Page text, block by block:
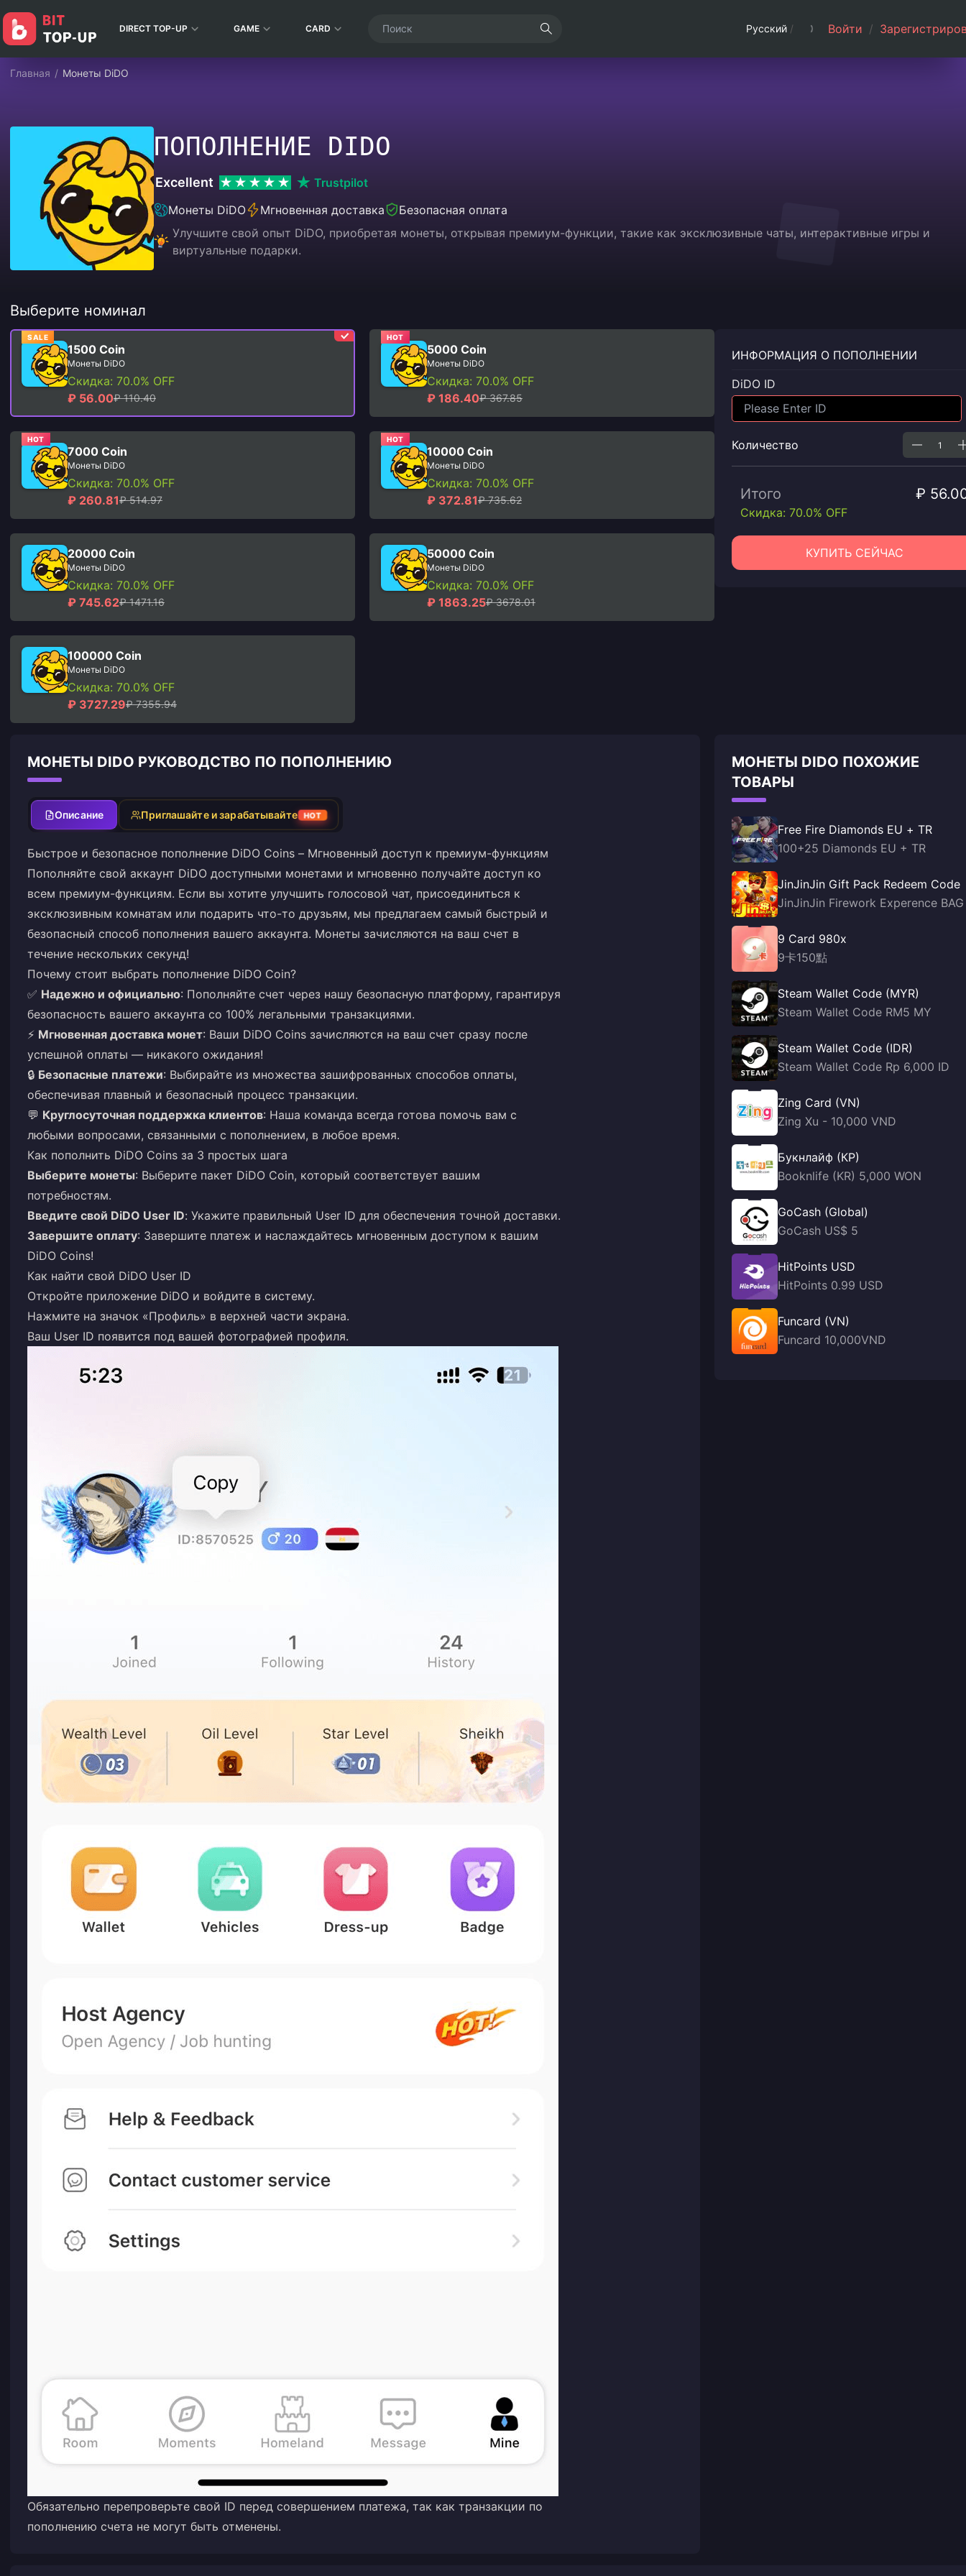
DIRECT TOP-UP GAME CARD Русский / Войти /
Главная / Монеты DiDO
ПОПОЛНЕНИЕ DIDO
Excellent
Trustpilot
Монеты DiDO
Мгновенная доставка
Безопасная оплата
Улучшите свой опыт DiDO, приобретая монеты, открывая премиум-функции, такие как эксклюзивные чаты, интерактивные игры и
виртуальные подарки.
Выберите номинал
SALE
1500 Coin
Монеты DiDO
Скидка: 70.0% OFF
₽ 56.00₽ 110.40
HOT
5000 Coin
Монеты DiDO
Скидка: 70.0% OFF
₽ 186.40₽ 367.85
HOT
7000 Coin
Монеты DiDO
Скидка: 70.0% OFF
₽ 260.81₽ 514.97
HOT
10000 Coin
Монеты DiDO
Скидка: 70.0% OFF
₽ 372.81₽ 735.62
20000 Coin
Монеты DiDO
Скидка: 70.0% OFF
₽ 745.62₽ 1471.16
50000 Coin
Монеты DiDO
Скидка: 70.0% OFF
₽ 1863.25₽ 3678.01
100000 Coin
Монеты DiDO
Скидка: 70.0% OFF
₽ 3727.29₽ 7355.94
ИНФОРМАЦИЯ О ПОПОЛНЕНИИ
DiDO ID
Количество
Итого ₽
Скидка: 70.0% OFF
КУПИТЬ СЕЙЧАС
МОНЕТЫ DIDO РУКОВОДСТВО ПО ПОПОЛНЕНИЮ
Описание Приглашайте и зарабатывайте HOT
Быстрое и безопасное пополнение DiDO Coins – Мгновенный доступ к премиум-функциям
Пополняйте свой аккаунт DiDO доступными монетами и мгновенно получайте доступ ко
всем премиум-функциям. Если вы хотите улучшить голосовой чат, присоединиться к
эксклюзивным комнатам или подарить что-то друзьям, мы предлагаем самый быстрый и
безопасный способ пополнения вашего аккаунта. Монеты зачисляются на ваш счет в
течение нескольких секунд!
Почему стоит выбрать пополнение DiDO Coin?
✅ Надежно и официально: Пополняйте счет через нашу безопасную платформу, гарантируя
безопасность вашего аккаунта со 100% легальными транзакциями.
⚡ Мгновенная доставка монет: Ваши DiDO Coins зачисляются на ваш счет сразу после
успешной оплаты — никакого ожидания!
🔒 Безопасные платежи: Выбирайте из множества зашифрованных способов оплаты,
обеспечивая плавный и безопасный процесс транзакции.
💬 Круглосуточная поддержка клиентов: Наша команда всегда готова помочь вам с
любыми вопросами, связанными с пополнением, в любое время.
Как пополнить DiDO Coins за 3 простых шага
Выберите монеты: Выберите пакет DiDO Coin, который соответствует вашим
потребностям.
Введите свой DiDO User ID: Укажите правильный User ID для обеспечения точной доставки.
Завершите оплату: Завершите платеж и наслаждайтесь мгновенным доступом к вашим
DiDO Coins!
Как найти свой DiDO User ID
Откройте приложение DiDO и войдите в систему.
Нажмите на значок «Профиль» в верхней части экрана.
Ваш User ID появится под вашей фотографией профиля.
Обязательно перепроверьте свой ID перед совершением платежа, так как транзакции по
пополнению счета не могут быть отменены.
МОНЕТЫ DIDO ПОХОЖИЕ
ТОВАРЫ
Free Fire Diamonds EU + TR
100+25 Diamonds EU + TR
JinJinJin Gift Pack Redeem Code
JinJinJin Firework Experence BAG
9 Card 980x
9卡150點
Steam Wallet Code (MYR)
Steam Wallet Code RM5 MY
Steam Wallet Code (IDR)
Steam Wallet Code Rp 6,000 ID
Zing Card (VN)
Zing Xu - 10,000 VND
Букнлайф (КР)
Booknlife (KR) 5,000 WON
GoCash (Global)
GoCash US$ 5
HitPoints USD
HitPoints 0.99 USD
Funcard (VN)
Funcard 10,000VND